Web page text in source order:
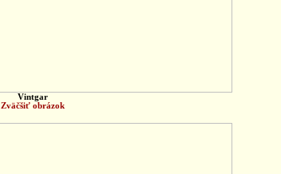
Vintgar
Zväčšiť obrázok